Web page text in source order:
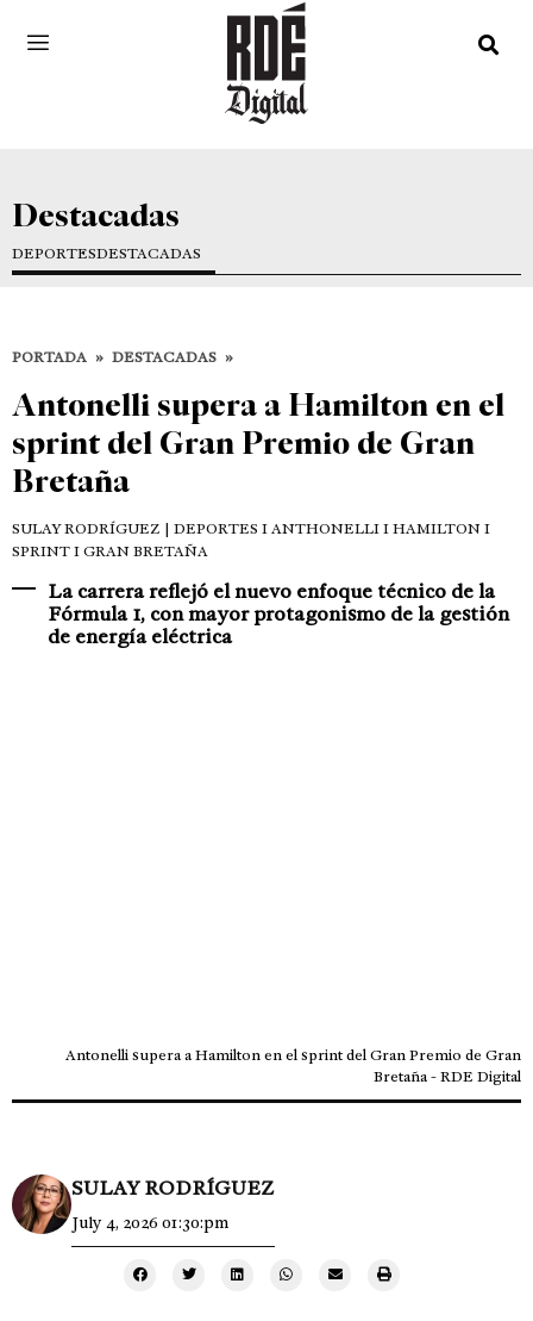
Destacadas
DEPORTESDESTACADAS
PORTADA » DESTACADAS »
Antonelli supera a Hamilton en el
sprint del Gran Premio de Gran
Bretaña
SULAY RODRÍGUEZ | DEPORTES I ANTHONELLI I HAMILTON I
SPRINT I GRAN BRETAÑA
La carrera reflejó el nuevo enfoque técnico de la
Fórmula 1, con mayor protagonismo de la gestión
de energía eléctrica
Antonelli supera a Hamilton en el sprint del Gran Premio de Gran
Bretaña - RDE Digital
SULAY RODRÍGUEZ
July 4, 2026 01:30:pm